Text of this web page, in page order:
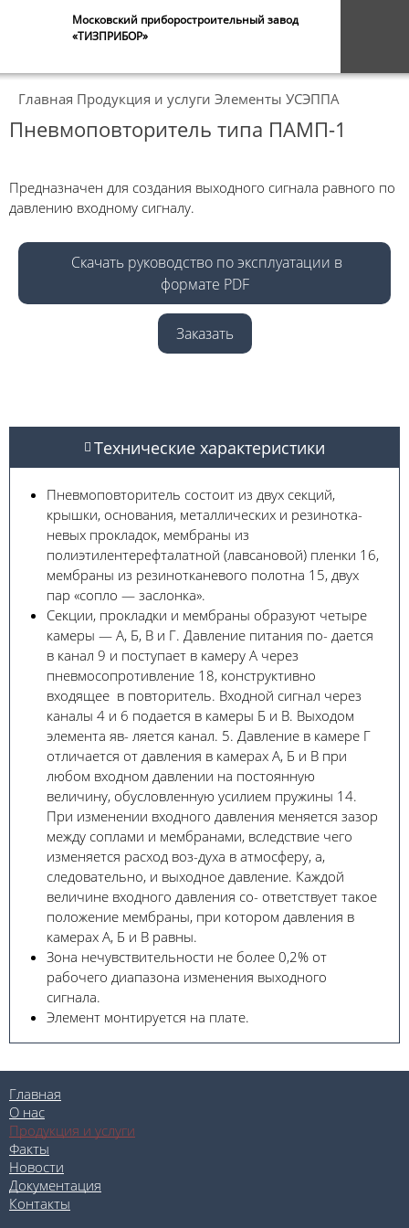
Московский приборостроительный завод
«ТИЗПРИБОР»
Главная Продукция и услуги Элементы УСЭППА
Пневмоповторитель типа ПАМП-1
Предназначен для создания выходного сигнала равного по
давлению входному сигналу.
Скачать руководство по эксплуатации в
формате PDF
Заказать
Технические характеристики
Пневмоповторитель состоит из двух секций,
крышки, основания, металлических и резинотка-
невых прокладок, мембраны из
полиэтилентерефталатной (лавсановой) пленки 16,
мембраны из резинотканевого полотна 15, двух
пар «сопло — заслонка».
Секции, прокладки и мембраны образуют четыре
камеры — А, Б, В и Г. Давление питания по- дается
в канал 9 и поступает в камеру А через
пневмосопротивление 18, конструктивно
входящее в повторитель. Входной сигнал через
каналы 4 и 6 подается в камеры Б и В. Выходом
элемента яв- ляется канал. 5. Давление в камере Г
отличается от давления в камерах А, Б и В при
любом входном давлении на постоянную
величину, обусловленную усилием пружины 14.
При изменении входного давления меняется зазор
между соплами и мембранами, вследствие чего
изменяется расход воз-духа в атмосферу, а,
следовательно, и выходное давление. Каждой
величине входного давления со- ответствует такое
положение мембраны, при котором давления в
камерах А, Б и В равны.
Зона нечувствительности не более 0,2% от
рабочего диапазона изменения выходного
сигнала.
Элемент монтируется на плате.
Главная
О нас
Продукция и услуги
Факты
Новости
Документация
Контакты